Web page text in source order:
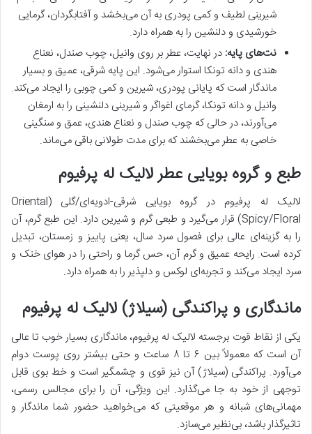
شیرینی لطیف و کمی پودری به آن می‌بخشد و آفتابگردان، گرمایی
خورشیدی و دلنشین را به همراه دارد.
نت‌های پایه: در نهایت، عطر بر روی وانیل، چوب صندل، نعناع
هندی و دانه تونکا استوار می‌شود. این پایه شرقی، عمیق و بسیار
ماندگار است که پایانی پودری، شیرین و کمی چوبی را ایجاد می‌کند.
وانیل و دانه تونکا، گرمای اغواگر و شیرینی دلنشینی را به ارمغان
می‌آورند، در حالی که چوب صندل و نعناع هندی، عمق و سنگینی
خاصی به عطر می‌بخشند که برای مدت طولانی باقی می‌ماند.
طبع و گروه بویایی عطر لالیک له پرفیوم
لالیک له پرفیوم در گروه بویایی شرقی-ادویه‌ای/گلی (Oriental
Spicy/Floral) قرار می‌گیرد و طبعی گرم و شیرین دارد. این طبع گرم، آن
را به گزینه‌ای عالی برای فصول سرد سال، یعنی پاییز و زمستان، تبدیل
کرده است. رایحه عمیق و گرم آن، حس گرما و راحتی را در هوای خنک و
سرد ایجاد می‌کند و تجربه‌ای لوکس و دلپذیر را به همراه دارد.
ماندگاری و پراکندگی (سیلاژ) لالیک له پرفیوم
یکی از نقاط قوت برجسته لالیک له پرفیوم، ماندگاری بسیار خوب تا عالی
آن است که معمولاً بین ۶ تا ۸ ساعت و حتی بیشتر روی پوست دوام
می‌آورد. پراکندگی (سیلاژ) آن نیز قوی و چشمگیر است و خط بوی قابل
توجهی از خود به جا می‌گذارد. این ویژگی، آن را برای مجالس رسمی،
مهمانی‌های شبانه و هر موقعیتی که می‌خواهید حضور شما ماندگار و
تاثیرگذار باشد، بی‌نظیر می‌سازد.